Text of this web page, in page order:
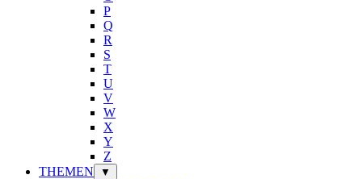
P
Q
R
S
T
U
V
W
X
Y
Z
THEMEN
▼